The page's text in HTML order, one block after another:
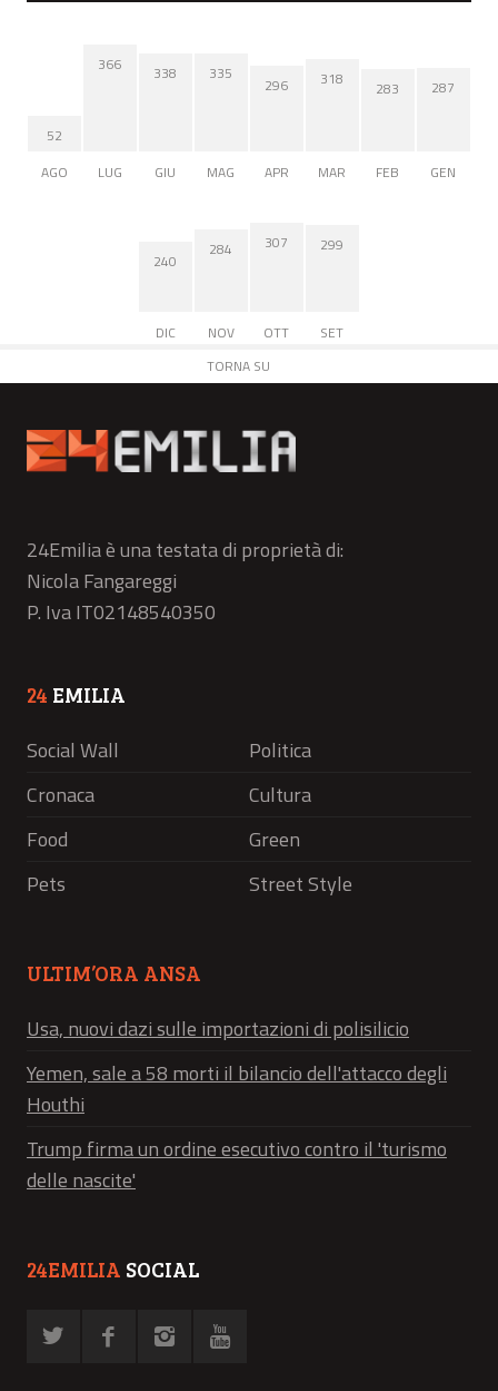
52
AGO
366
LUG
338
GIU
335
MAG
296
APR
318
MAR
283
FEB
287
GEN
240
DIC
284
NOV
307
OTT
299
SET
TORNA SU
24Emilia è una testata di proprietà di:
Nicola Fangareggi
P. Iva IT02148540350
24 EMILIA
Social Wall
Politica
Cronaca
Cultura
Food
Green
Pets
Street Style
ULTIM’ORA ANSA
Usa, nuovi dazi sulle importazioni di polisilicio
Yemen, sale a 58 morti il bilancio dell'attacco degli
Houthi
Trump firma un ordine esecutivo contro il 'turismo
delle nascite'
24EMILIA SOCIAL